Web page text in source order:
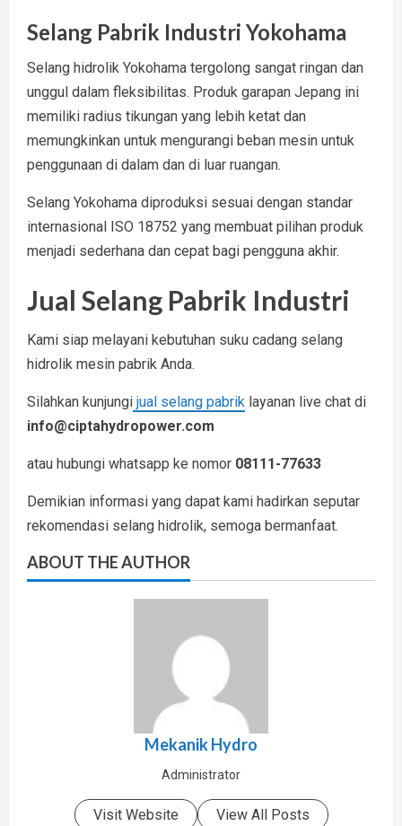
Selang Pabrik Industri Yokohama
Selang hidrolik Yokohama tergolong sangat ringan dan
unggul dalam fleksibilitas. Produk garapan Jepang ini
memiliki radius tikungan yang lebih ketat dan
memungkinkan untuk mengurangi beban mesin untuk
penggunaan di dalam dan di luar ruangan.
Selang Yokohama diproduksi sesuai dengan standar
internasional ISO 18752 yang membuat pilihan produk
menjadi sederhana dan cepat bagi pengguna akhir.
Jual Selang Pabrik Industri
Kami siap melayani kebutuhan suku cadang selang
hidrolik mesin pabrik Anda.
Silahkan kunjungi jual selang pabrik layanan live chat di
info@ciptahydropower.com
atau hubungi whatsapp ke nomor 08111-77633
Demikian informasi yang dapat kami hadirkan seputar
rekomendasi selang hidrolik, semoga bermanfaat.
ABOUT THE AUTHOR
Mekanik Hydro
Administrator
Visit Website View All Posts